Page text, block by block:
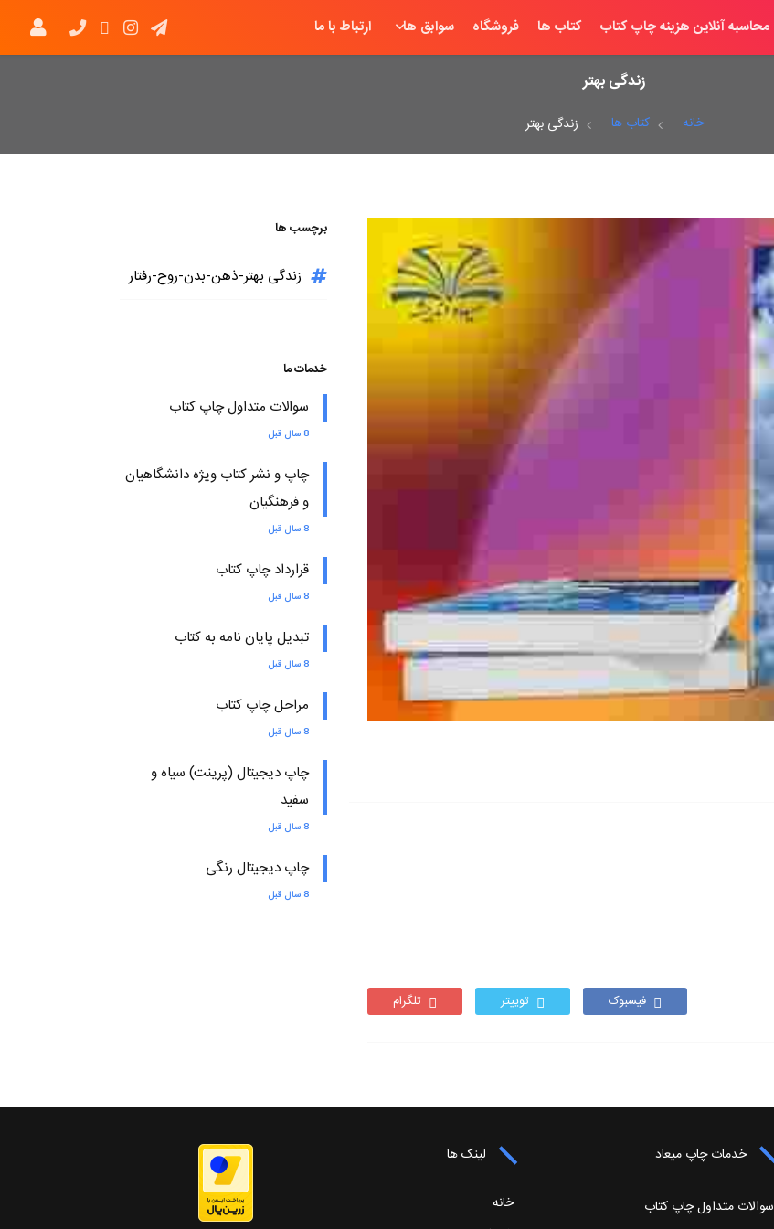
محاسبه آنلاین هزینه چاپ کتاب کتاب ها فروشگاه سوابق ها ارتباط با ما
زندگی بهتر
خانه کتاب ها زندگی بهتر
فیسبوک توییتر تلگرام
برچسب ها
زندگی بهتر-ذهن-بدن-روح-رفتار
خدمات ما
سوالات متداول چاپ کتاب
8 سال قبل
چاپ و نشر کتاب ویژه دانشگاهیان
و فرهنگیان
8 سال قبل
قرارداد چاپ کتاب
8 سال قبل
تبدیل پایان نامه به کتاب
8 سال قبل
مراحل چاپ کتاب
8 سال قبل
چاپ دیجیتال (پرینت) سیاه و
سفید
8 سال قبل
چاپ دیجیتال رنگی
8 سال قبل
خدمات چاپ میعاد
سوالات متداول چاپ کتاب
لینک ها
خانه